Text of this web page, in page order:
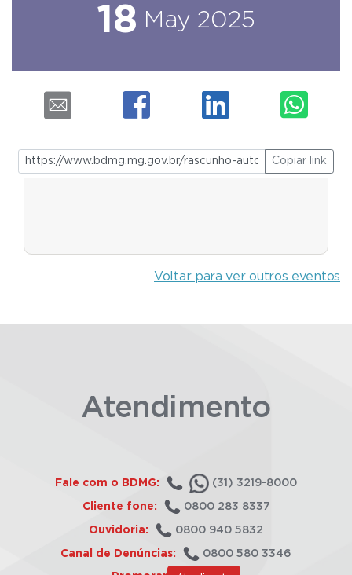
18 May 2025
Copiar link
Voltar para ver outros eventos
Atendimento
Fale com o BDMG: (31) 3219-8000
Cliente fone: 0800 283 8337
Ouvidoria: 0800 940 5832
Canal de Denúncias: 0800 580 3346